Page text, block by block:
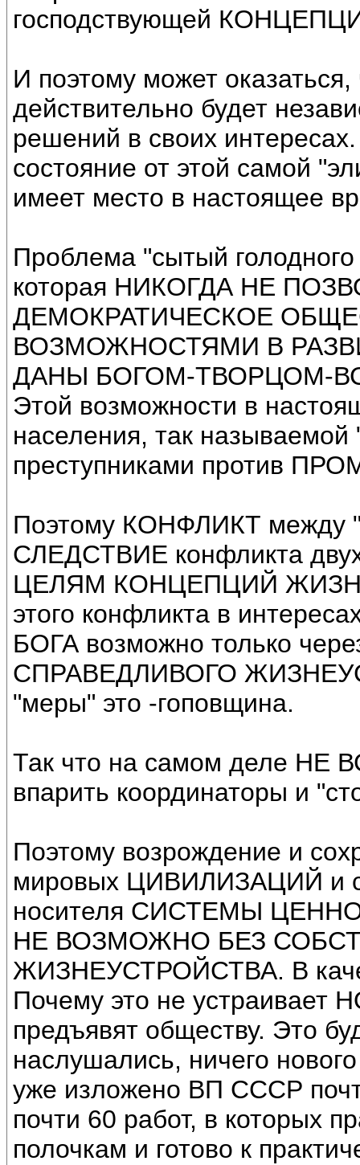
господствующей
И поэтому может
действительно будет
решений в своих
состояние от этой самой
имеет место в настоящее
Проблема "сытый
которая НИКОГДА НЕ
ДЕМОКРАТИЧЕСКОЕ
ВОЗМОЖНОСТЯМИ В
ДАНЫ БОГОМ-ТВОРЦОМ-
Этой возможности в
населения, так
преступниками против
Поэтому КОНФЛИКТ между
СЛЕДСТВИЕ конфликта
ЦЕЛЯМ КОНЦЕПЦИЙ
этого конфликта в
БОГА возможно только
СПРАВЕДЛИВОГО
"меры" это -гоповщина.
Так что на самом деле НЕ
впарить координаторы и
Поэтому возрождение и
мировых ЦИВИЛИЗАЦИЙ и
носителя СИСТЕМЫ
НЕ ВОЗМОЖНО БЕЗ
ЖИЗНЕУСТРОЙСТВА. В
Почему это не устраивает
предъявят обществу. Это
наслушались, ничего
уже изложено ВП СССР
почти 60 работ, в которых
полочкам и готово к